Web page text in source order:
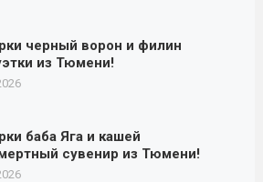
черный ворон и филин
из Тюмени!
баба Яга и кашей
сувенир из Тюмени!